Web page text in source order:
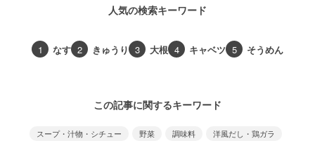
人気の検索キーワード
1 なす 2 きゅうり 3 大根 4 キャベツ 5 そうめん
この記事に関するキーワード
スープ・汁物・シチュー 野菜 調味料
洋風だし・鶏ガラ